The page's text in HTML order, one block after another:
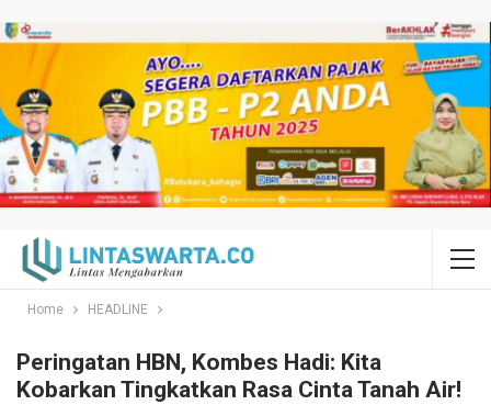
Home HEADLINE
Peringatan HBN, Kombes Hadi: Kita
Kobarkan Tingkatkan Rasa Cinta Tanah Air!